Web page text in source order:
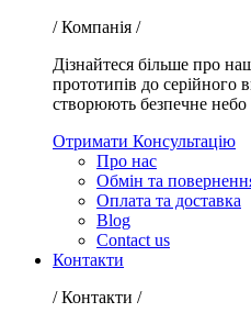
/ Компанія /
Дізнайтеся більше про
прототипів до серійного
створюють безпечне небо
Отримати Консультацію
Про нас
Обмін та
Оплата та доставка
Blog
Contact us
Контакти
/ Контакти /